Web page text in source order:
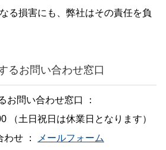
る損害にも、弊社はその責任を負
るお問い合わせ窓口
お問い合わせ窓口 ：
（土日祝日は休業日となります）
わせ ：
メールフォーム